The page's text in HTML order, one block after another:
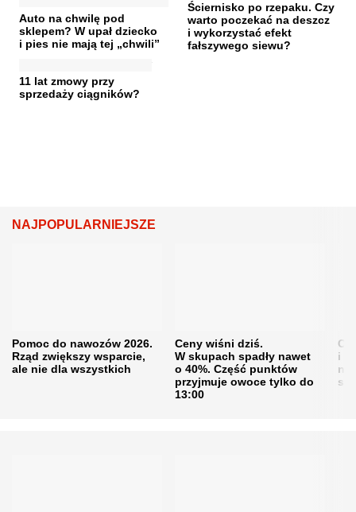
Auto na chwilę pod
sklepem? W upał dziecko
i pies nie mają tej „chwili”
Ściernisko po rzepaku. Czy
warto poczekać na deszcz
i wykorzystać efekt
fałszywego siewu?
11 lat zmowy przy
sprzedaży ciągników?
NAJPOPULARNIEJSZE
Pomoc do nawozów 2026.
Rząd zwiększy wsparcie,
ale nie dla wszystkich
Ceny wiśni dziś.
W skupach spadły nawet
o 40%. Część punktów
przyjmuje owoce tylko do
13:00
i